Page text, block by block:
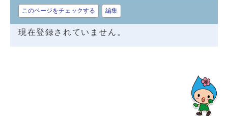
このページをチェックする 編集
現在登録されていません。